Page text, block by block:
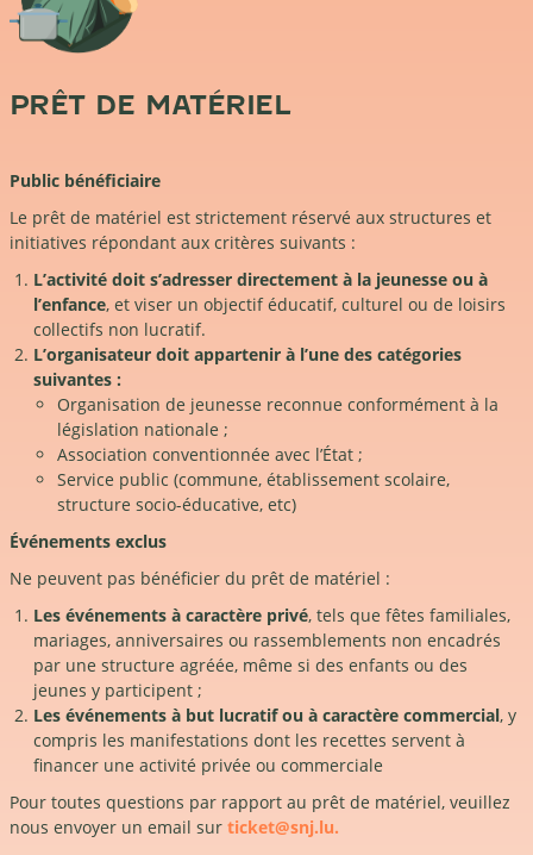
PRÊT DE MATÉRIEL
Public bénéficiaire
Le prêt de matériel est strictement réservé aux structures et
initiatives répondant aux critères suivants :
L’activité doit s’adresser directement à la jeunesse ou à
l’enfance, et viser un objectif éducatif, culturel ou de loisirs
collectifs non lucratif.
L’organisateur doit appartenir à l’une des catégories
suivantes :
Organisation de jeunesse reconnue conformément à la
législation nationale ;
Association conventionnée avec l’État ;
Service public (commune, établissement scolaire,
structure socio-éducative, etc)
Événements exclus
Ne peuvent pas bénéficier du prêt de matériel :
Les événements à caractère privé, tels que fêtes familiales,
mariages, anniversaires ou rassemblements non encadrés
par une structure agréée, même si des enfants ou des
jeunes y participent ;
Les événements à but lucratif ou à caractère commercial, y
compris les manifestations dont les recettes servent à
financer une activité privée ou commerciale
Pour toutes questions par rapport au prêt de matériel, veuillez
nous envoyer un email sur ticket@snj.lu.